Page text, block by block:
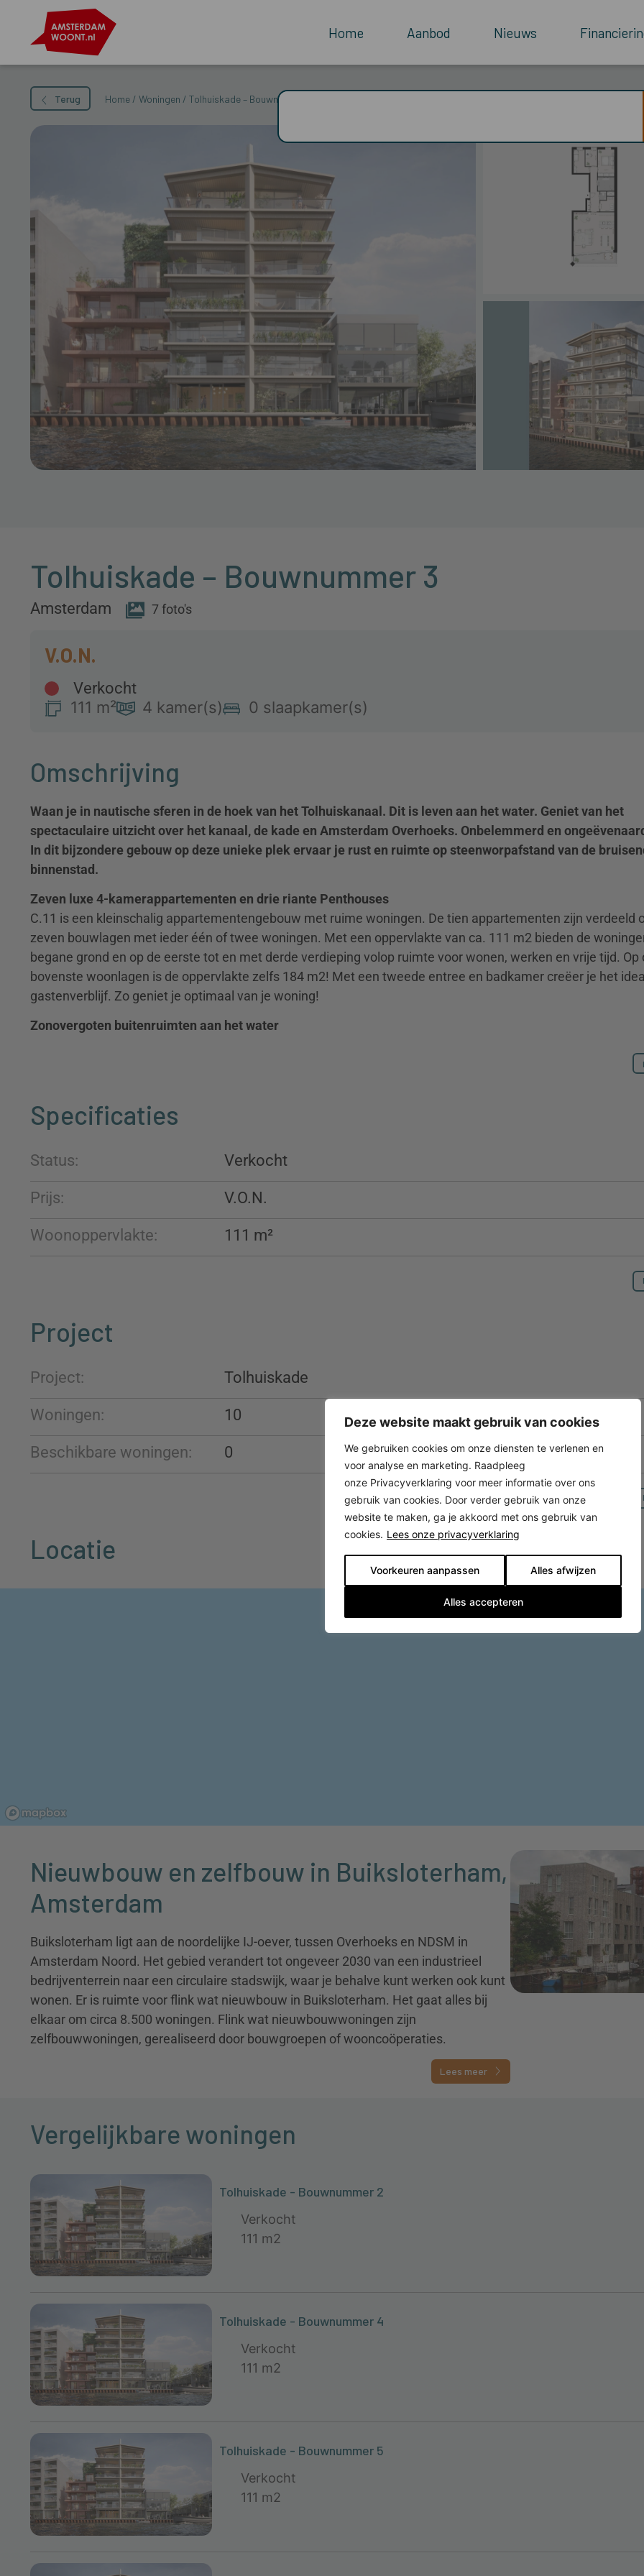
Deze website maakt gebruik van cookies
We gebruiken cookies om onze diensten te verlenen en
voor analyse en marketing. Raadpleeg
onze Privacyverklaring voor meer informatie over ons
gebruik van cookies. Door verder gebruik van onze
website te maken, ga je akkoord met ons gebruik van
cookies. Lees onze privacyverklaring
Voorkeuren aanpassen Alles afwijzen
Alles accepteren
Home Aanbod Nieuws
Terug Home / Woningen / Tolhuiskade – Bouwnummer 3
Tolhuiskade – Bouwnummer 3
Amsterdam 7 foto's
Verkocht
111 m² 4 kamer(s) 0 slaapkamer(s)
Omschrijving
Waan je in nautische sferen in de hoek van het Tolhuiskanaal. Dit is leven aan het water. Geniet van het
spectaculaire uitzicht over het kanaal, de kade en Amsterdam Overhoeks. Onbelemmerd en
In dit bijzondere gebouw op deze unieke plek ervaar je rust en ruimte opsteenworpafstand van de
binnenstad.
Zeven luxe 4-kamerappartementen en drie riante Penthouses
C.11 is een kleinschalig appartementengebouw met ruime woningen. De tien appartementen zijn verdeeld
zeven bouwlagen met ieder één of twee woningen. Met een oppervlakte van ca. 111 m2 bieden de
begane grond en op de eerste tot en met derde verdieping volop ruimte voor wonen, werken en vrije tijd. Op
bovenste woonlagen is de oppervlakte zelfs 184 m2! Met een tweede entree en badkamer creëer je het
gastenverblijf. Zo geniet je optimaal van je woning!
Zonovergoten buitenruimten aan het water
Specificaties
Status: Verkocht
Prijs:
Woonoppervlakte: 111 m²
Project
Project: Tolhuiskade
Woningen: 10
Beschikbare woningen: 0
Locatie
Nieuwbouw en zelfbouw in Buiksloterham,
Amsterdam
Buiksloterham ligt aan de noordelijke IJ-oever, tussen Overhoeks en NDSM in
Amsterdam Noord. Het gebied verandert tot ongeveer 2030 van een industrieel
bedrijventerrein naar een circulaire stadswijk, waar je behalve kunt werken ook kunt
wonen. Er is ruimte voor flink wat nieuwbouw in Buiksloterham. Het gaat alles bij
elkaar om circa 8.500 woningen. Flink wat nieuwbouwwoningen zijn
zelfbouwwoningen, gerealiseerd door bouwgroepen of wooncoöperaties.
Lees meer
Vergelijkbare woningen
Tolhuiskade - Bouwnummer 2
Verkocht
111 m2
Tolhuiskade - Bouwnummer 4
Verkocht
111 m2
Tolhuiskade - Bouwnummer 5
Verkocht
111 m2